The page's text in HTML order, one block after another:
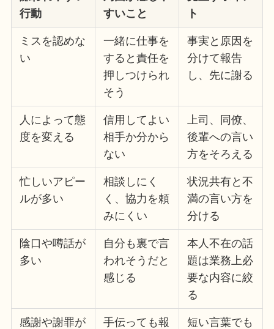
行動
すいこと
ト
ミスを認めな
い
一緒に仕事を
すると責任を
押しつけられ
そう
事実と原因を
分けて報告
し、先に謝る
人によって態
度を変える
信用してよい
相手か分から
ない
上司、同僚、
後輩への言い
方をそろえる
忙しいアピー
ルが多い
相談しにく
く、協力を頼
みにくい
状況共有と不
満の言い方を
分ける
陰口や噂話が
多い
自分も裏で言
われそうだと
感じる
本人不在の話
題は業務上必
要な内容に絞
る
感謝や謝罪が
手伝っても報
短い言葉でも